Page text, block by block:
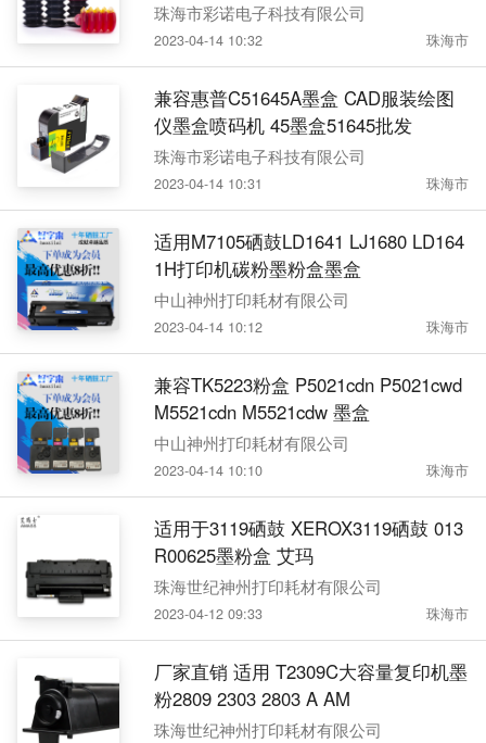
珠海市彩诺电子科技有限公司
2023-04-14 10:32 珠海市
兼容惠普C51645A墨盒 CAD服装绘图
仪墨盒喷码机 45墨盒51645批发
珠海市彩诺电子科技有限公司
2023-04-14 10:31 珠海市
适用M7105硒鼓LD1641 LJ1680 LD164
1H打印机碳粉墨粉盒墨盒
中山神州打印耗材有限公司
2023-04-14 10:12 珠海市
兼容TK5223粉盒 P5021cdn P5021cwd
M5521cdn M5521cdw 墨盒
中山神州打印耗材有限公司
2023-04-14 10:10 珠海市
适用于3119硒鼓 XEROX3119硒鼓 013
R00625墨粉盒 艾玛
珠海世纪神州打印耗材有限公司
2023-04-12 09:33 珠海市
厂家直销 适用 T2309C大容量复印机墨
粉2809 2303 2803 A AM
珠海世纪神州打印耗材有限公司